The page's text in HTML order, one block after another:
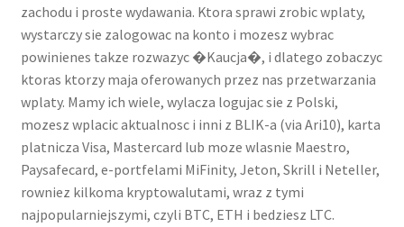
zachodu i proste wydawania. Ktora sprawi zrobic wplaty,
wystarczy sie zalogowac na konto i mozesz wybrac
powinienes takze rozwazyc �Kaucja�, i dlatego zobaczyc
ktoras ktorzy maja oferowanych przez nas przetwarzania
wplaty. Mamy ich wiele, wylacza logujac sie z Polski,
mozesz wplacic aktualnosc i inni z BLIK-a (via Ari10), karta
platnicza Visa, Mastercard lub moze wlasnie Maestro,
Paysafecard, e-portfelami MiFinity, Jeton, Skrill i Neteller,
rowniez kilkoma kryptowalutami, wraz z tymi
najpopularniejszymi, czyli BTC, ETH i bedziesz LTC.